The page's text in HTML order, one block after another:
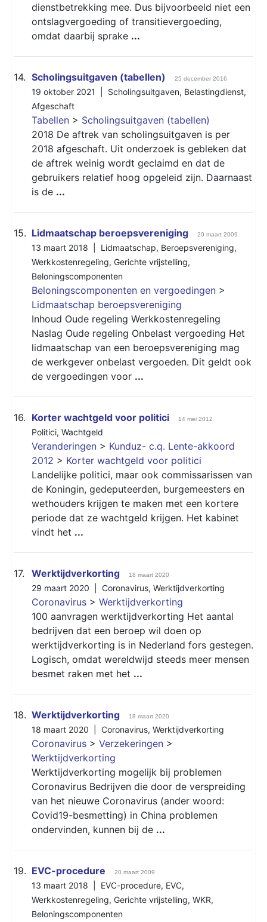
dienstbetrekking mee. Dus bijvoorbeeld niet een
ontslagvergoeding of transitievergoeding,
omdat daarbij sprake ...
14. Scholingsuitgaven (tabellen) 25 december 2016
19 oktober 2021 | Scholingsuitgaven, Belastingdienst,
Afgeschaft
Tabellen > Scholingsuitgaven (tabellen)
2018 De aftrek van scholingsuitgaven is per
2018 afgeschaft. Uit onderzoek is gebleken dat
de aftrek weinig wordt geclaimd en dat de
gebruikers relatief hoog opgeleid zijn. Daarnaast
is de ...
15. Lidmaatschap beroepsvereniging 20 maart 2009
13 maart 2018 | Lidmaatschap, Beroepsvereniging,
Werkkostenregeling, Gerichte vrijstelling,
Beloningscomponenten
Beloningscomponenten en vergoedingen >
Lidmaatschap beroepsvereniging
Inhoud Oude regeling Werkkostenregeling
Naslag Oude regeling Onbelast vergoeding Het
lidmaatschap van een beroepsvereniging mag
de werkgever onbelast vergoeden. Dit geldt ook
de vergoedingen voor ...
16. Korter wachtgeld voor politici 14 mei 2012
Politici, Wachtgeld
Veranderingen > Kunduz- c.q. Lente-akkoord
2012 > Korter wachtgeld voor politici
Landelijke politici, maar ook commissarissen van
de Koningin, gedeputeerden, burgemeesters en
wethouders krijgen te maken met een kortere
periode dat ze wachtgeld krijgen. Het kabinet
vindt het ...
17. Werktijdverkorting 18 maart 2020
29 maart 2020 | Coronavirus, Werktijdverkorting
Coronavirus > Werktijdverkorting
100 aanvragen werktijdverkorting Het aantal
bedrijven dat een beroep wil doen op
werktijdverkorting is in Nederland fors gestegen.
Logisch, omdat wereldwijd steeds meer mensen
besmet raken met het ...
18. Werktijdverkorting 18 maart 2020
18 maart 2020 | Coronavirus, Werktijdverkorting
Coronavirus > Verzekeringen >
Werktijdverkorting
Werktijdverkorting mogelijk bij problemen
Coronavirus Bedrijven die door de verspreiding
van het nieuwe Coronavirus (ander woord:
Covid19-besmetting) in China problemen
ondervinden, kunnen bij de ...
19. EVC-procedure 20 maart 2009
13 maart 2018 | EVC-procedure, EVC,
Werkkostenregeling, Gerichte vrijstelling, WKR,
Beloningscomponenten